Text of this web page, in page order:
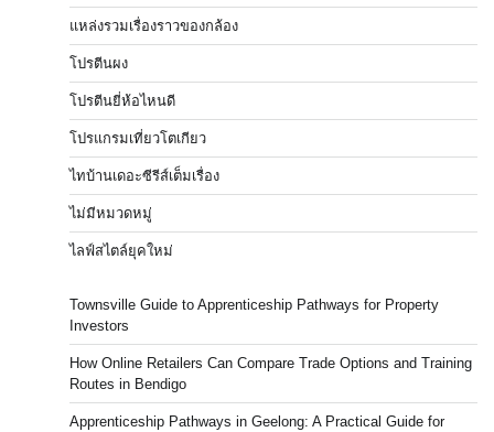
แหล่งรวมเรื่องราวของกล้อง
โปรตีนผง
โปรตีนยี่ห้อไหนดี
โปรแกรมเที่ยวโตเกียว
ไทบ้านเดอะซีรีส์เต็มเรื่อง
ไม่มีหมวดหมู่
ไลฟ์สไตล์ยุคใหม่
Townsville Guide to Apprenticeship Pathways for Property
Investors
How Online Retailers Can Compare Trade Options and Training
Routes in Bendigo
Apprenticeship Pathways in Geelong: A Practical Guide for